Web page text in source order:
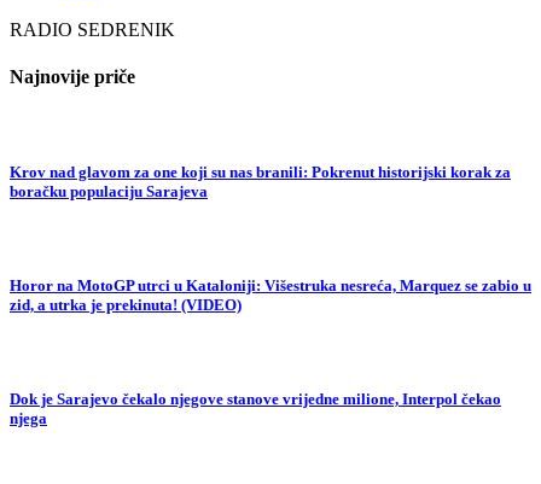
RADIO SEDRENIK
Najnovije priče
Krov nad glavom za one koji su nas branili: Pokrenut historijski korak za
boračku populaciju Sarajeva
Horor na MotoGP utrci u Kataloniji: Višestruka nesreća, Marquez se zabio u
zid, a utrka je prekinuta! (VIDEO)
Dok je Sarajevo čekalo njegove stanove vrijedne milione, Interpol čekao
njega